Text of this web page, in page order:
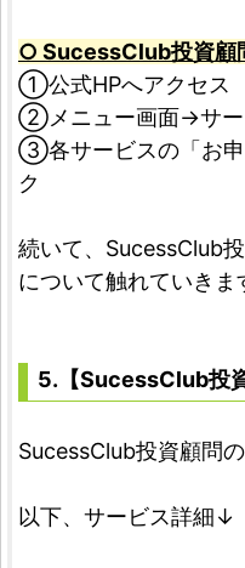
○ SucessClub投資顧
①公式HPへアクセス
➁メニュー画面→サー
③各サービスの「お申
ク
続いて、SucessClub
について触れていきま
5.【SucessClub投
SucessClub投資顧問
以下、サービス詳細↓